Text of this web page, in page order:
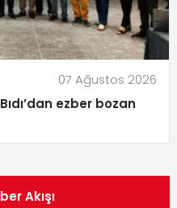
07 Ağustos 2026
ezber bozan
Akışı